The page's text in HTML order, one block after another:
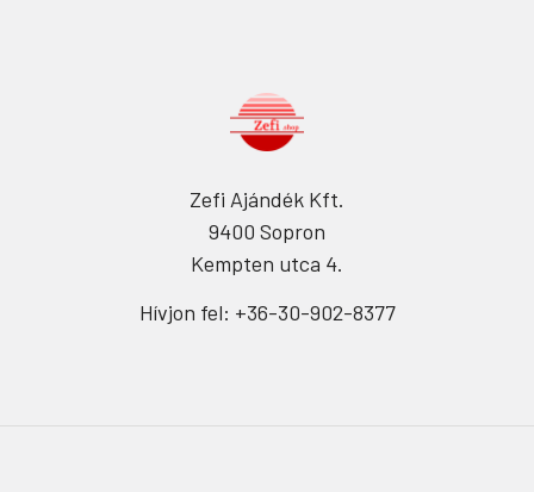
Zefi Ajándék Kft.
9400 Sopron
Kempten utca 4.
Hívjon fel: +36-30-902-8377